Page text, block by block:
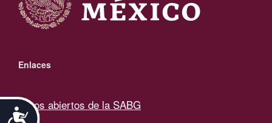
Accesibilidad
Enlaces
Datos abiertos de la SABG